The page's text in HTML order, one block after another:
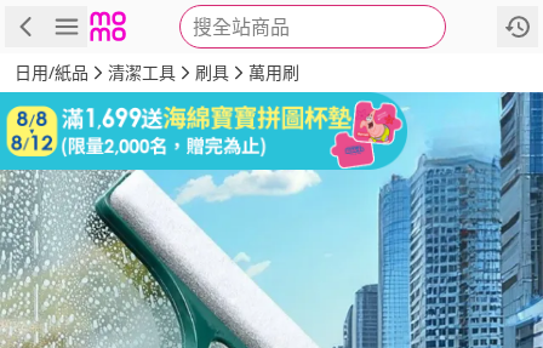
搜全站商品
商品 評價 詳情
日用/紙品 清潔工具 刷具 萬用刷